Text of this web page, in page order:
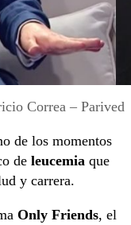
Correa – Parived
de los momentos
de leucemia que
y carrera.
Only Friends, el